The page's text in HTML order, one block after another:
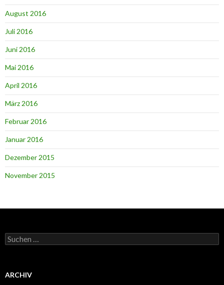
August 2016
Juli 2016
Juni 2016
Mai 2016
April 2016
März 2016
Februar 2016
Januar 2016
Dezember 2015
November 2015
Suchen
nach:
ARCHIV